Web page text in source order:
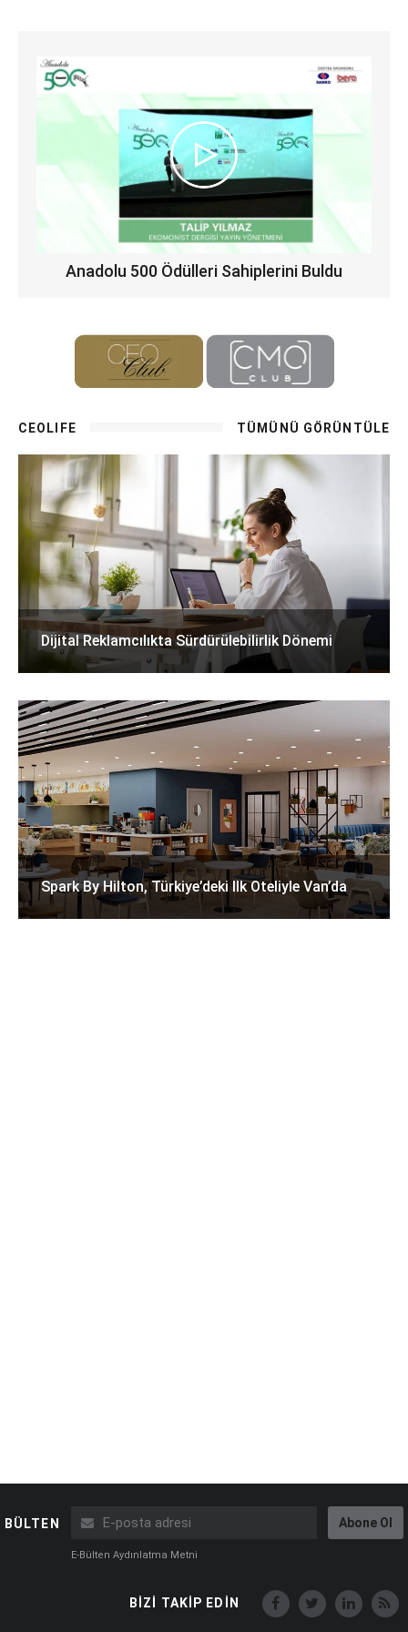
Anadolu 500 Ödülleri Sahiplerini Buldu
CEOLIFE TÜMÜNÜ GÖRÜNTÜLE
Dijital Reklamcılıkta Sürdürülebilirlik Dönemi
Spark By Hilton, Türkiye’deki Ilk Oteliyle Van’da
BÜLTEN Abone Ol
E-Bülten Aydınlatma Metni
BİZİ TAKİP EDİN